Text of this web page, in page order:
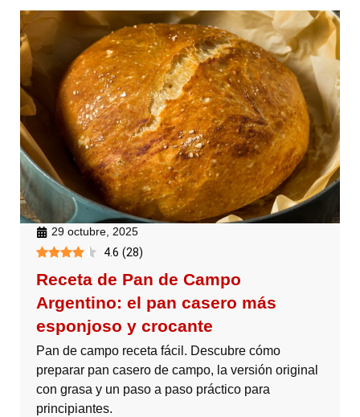
29 octubre, 2025
4.6 (28)
Receta de Pan de Campo
Argentino: el pan casero más
esponjoso y crocante
Pan de campo receta fácil. Descubre cómo
preparar pan casero de campo, la versión original
con grasa y un paso a paso práctico para
principiantes.